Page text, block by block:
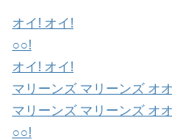
オイ! オイ!
○○!
オイ! オイ!
マリーンズ マリーンズ オ
マリーンズ マリーンズ オ
○○!